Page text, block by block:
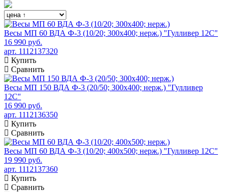
Весы МП 60 ВДА Ф-3 (10/20; 300х400; нерж.) "Гулливер 12С"
16 990 руб.
арт. 1112137320
Купить
Сравнить
Весы МП 150 ВДА Ф-3 (20/50; 300х400; нерж.) "Гулливер
12С"
16 990 руб.
арт. 1112136350
Купить
Сравнить
Весы МП 60 ВДА Ф-3 (10/20; 400х500; нерж.) "Гулливер 12С"
19 990 руб.
арт. 1112137360
Купить
Сравнить